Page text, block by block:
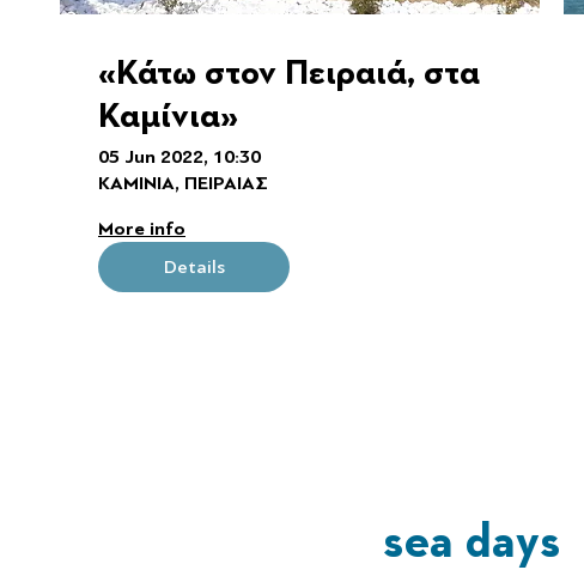
«Κάτω στον Πειραιά, στα
Καμίνια»
05 Jun 2022, 10:30
ΚΑΜΙΝΙΑ, ΠΕΙΡΑΙΑΣ
More info
Details
sea days